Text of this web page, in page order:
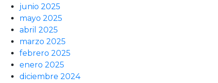
junio 2025
mayo 2025
abril 2025
marzo 2025
febrero 2025
enero 2025
diciembre 2024